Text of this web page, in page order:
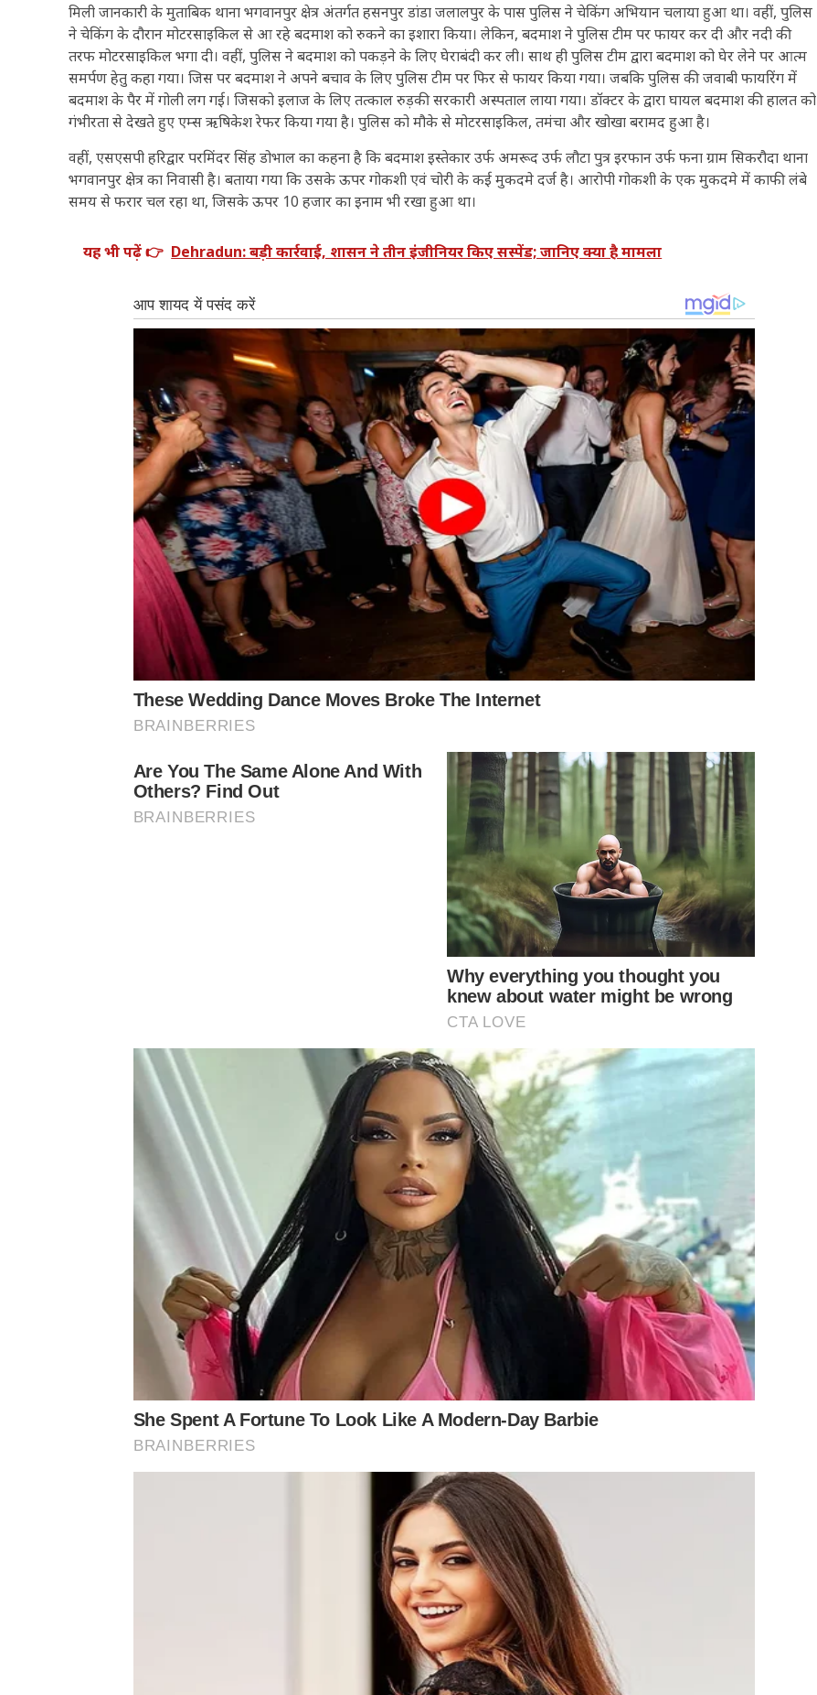
मिली जानकारी के मुताबिक थाना भगवानपुर क्षेत्र अंतर्गत हसनपुर डांडा जलालपुर के पास पुलिस ने चेकिंग अभियान चलाया हुआ था। वहीं, पुलिस
ने चेकिंग के दौरान मोटरसाइकिल से आ रहे बदमाश को रुकने का इशारा किया। लेकिन, बदमाश ने पुलिस टीम पर फायर कर दी और नदी की
तरफ मोटरसाइकिल भगा दी। वहीं, पुलिस ने बदमाश को पकड़ने के लिए घेराबंदी कर ली। साथ ही पुलिस टीम द्वारा बदमाश को घेर लेने पर आत्म
समर्पण हेतु कहा गया। जिस पर बदमाश ने अपने बचाव के लिए पुलिस टीम पर फिर से फायर किया गया। जबकि पुलिस की जवाबी फायरिंग में
बदमाश के पैर में गोली लग गई। जिसको इलाज के लिए तत्काल रुड़की सरकारी अस्पताल लाया गया। डॉक्टर के द्वारा घायल बदमाश की हालत को
गंभीरता से देखते हुए एम्स ऋषिकेश रेफर किया गया है। पुलिस को मौके से मोटरसाइकिल, तमंचा और खोखा बरामद हुआ है।
वहीं, एसएसपी हरिद्वार परमिंदर सिंह डोभाल का कहना है कि बदमाश इस्तेकार उर्फ अमरूद उर्फ लौटा पुत्र इरफान उर्फ फना ग्राम सिकरौदा थाना
भगवानपुर क्षेत्र का निवासी है। बताया गया कि उसके ऊपर गोकशी एवं चोरी के कई मुकदमे दर्ज है। आरोपी गोकशी के एक मुकदमे में काफी लंबे
समय से फरार चल रहा था, जिसके ऊपर 10 हजार का इनाम भी रखा हुआ था।
यह भी पढ़ें 👉 Dehradun: बड़ी कार्रवाई, शासन ने तीन इंजीनियर किए सस्पेंड; जानिए क्या है मामला